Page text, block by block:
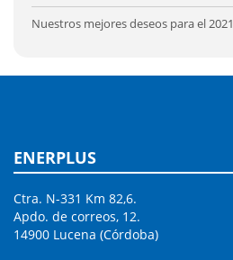
Nuestros mejores deseos para el 2021
ENERPLUS
Ctra. N-331 Km 82,6.
Apdo. de correos, 12.
14900 Lucena (Córdoba)